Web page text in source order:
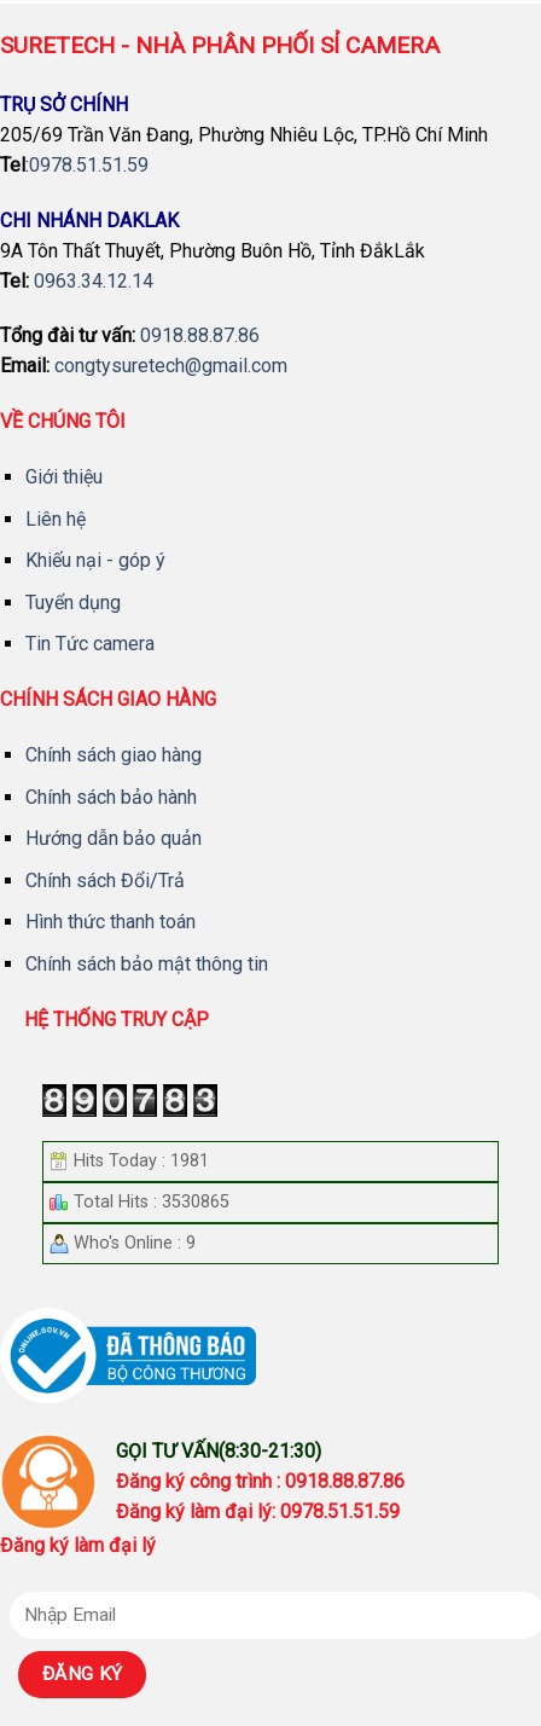
SURETECH - NHÀ PHÂN PHỐI SỈ CAMERA
TRỤ SỞ CHÍNH
205/69 Trần Văn Đang, Phường Nhiêu Lộc, TP.Hồ Chí Minh
Tel:0978.51.51.59
CHI NHÁNH DAKLAK
9A Tôn Thất Thuyết, Phường Buôn Hồ, Tỉnh ĐắkLắk
Tel: 0963.34.12.14
Tổng đài tư vấn: 0918.88.87.86
Email: congtysuretech@gmail.com
VỀ CHÚNG TÔI
Giới thiệu
Liên hệ
Khiếu nại - góp ý
Tuyển dụng
Tin Tức camera
CHÍNH SÁCH GIAO HÀNG
Chính sách giao hàng
Chính sách bảo hành
Hướng dẫn bảo quản
Chính sách Đổi/Trả
Hình thức thanh toán
Chính sách bảo mật thông tin
HỆ THỐNG TRUY CẬP
Hits Today : 1981
Total Hits : 3530865
Who's Online : 9
GỌI TƯ VẤN(8:30-21:30)
Đăng ký công trình : 0918.88.87.86
Đăng ký làm đại lý: 0978.51.51.59
Đăng ký làm đại lý